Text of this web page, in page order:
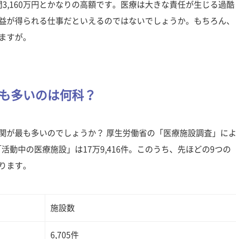
万円とかなりの高額です。医療は大きな責任が生じる過酷
が得られる仕事だといえるのではないでしょうか。もちろん、
すが。
多いのは何科？
が最も多いのでしょうか？ 厚生労働省の「医療施設調査」によ
動中の医療施設」は17万9,416件。このうち、先ほどの9つの
ます。
施設数
6,705件